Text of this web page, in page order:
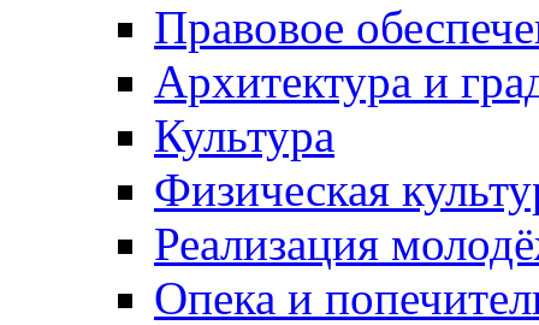
Правовое
Архитектура и
Культура
Физическая
Реализация
Опека и